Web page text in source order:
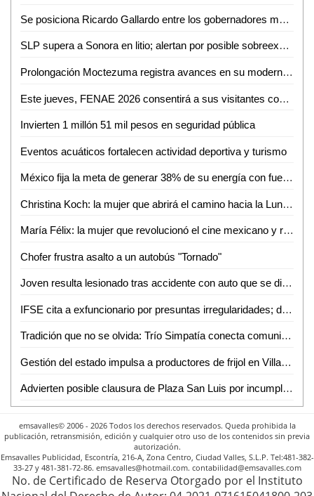
Se posiciona Ricardo Gallardo entre los gobernadores mejor evaluados del país
SLP supera a Sonora en litio; alertan por posible sobreexplotación
Prolongación Moctezuma registra avances en su modernización
Este jueves, FENAE 2026 consentirá a sus visitantes con enchiladas y bebidas gratis
Invierten 1 millón 51 mil pesos en seguridad pública
Eventos acuáticos fortalecen actividad deportiva y turismo
México fija la meta de generar 38% de su energía con fuentes renovables: SENER
Christina Koch: la mujer que abrirá el camino hacia la Luna con Artemis II
María Félix: la mujer que revolucionó el cine mexicano y redefinió el papel femenino en la pantalla
Chofer frustra asalto a un autobús "Tornado"
Joven resulta lesionado tras accidente con auto que se dio a la fuga en Valles
IFSE cita a exfuncionario por presuntas irregularidades; deberá comparecer en mayo
Tradición que no se olvida: Trío Simpatía conecta comunidades con su música
Gestión del estado impulsa a productores de frijol en Villa de Arriaga
Advierten posible clausura de Plaza San Luis por incumplimientos de seguridad
emsavalles© 2006 - 2026 Todos los derechos reservados. Queda prohibida la
publicación, retransmisión, edición y cualquier otro uso de los contenidos sin previa
autorización.
Emsavalles Publicidad, Escontría, 216-A, Zona Centro, Ciudad Valles, S.L.P. Tel:481-382-
33-27 y 481-381-72-86. emsavalles@hotmail.com. contabilidad@emsavalles.com
No. de Certificado de Reserva Otorgado por el Instituto